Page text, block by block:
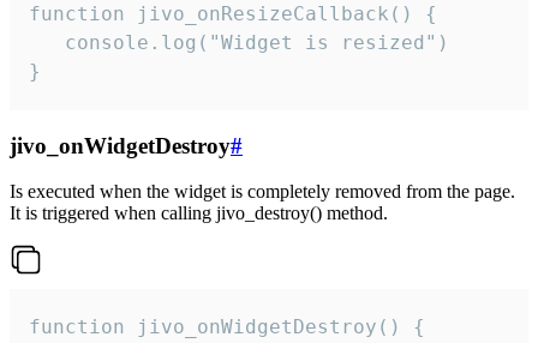
function jivo_onResizeCallback() {
   console.log("Widget is resized")
}
jivo_onWidgetDestroy#
Is executed when the widget is completely removed from the page.
It is triggered when calling jivo_destroy() method.
function jivo_onWidgetDestroy() {